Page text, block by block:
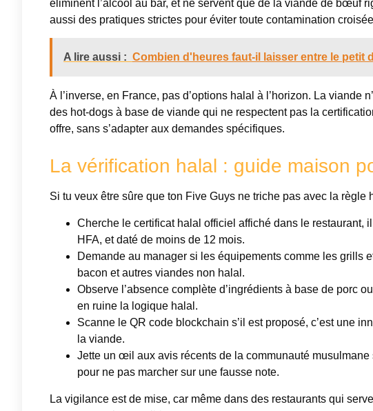
éliminent l’alcool au bar, et ne servent que de la viande de bœuf
aussi des pratiques strictes pour éviter toute contamination
A lire aussi : Combien d'heures faut-il laisser entre le petit
À l’inverse, en France, pas d’options halal à l’horizon. La viande
des hot-dogs à base de viande qui ne respectent pas la
offre, sans s’adapter aux demandes spécifiques.
La vérification halal : guide maison
Si tu veux être sûre que ton Five Guys ne triche pas avec la règle
Cherche le certificat halal officiel affiché dans le restaurant,
HFA, et daté de moins de 12 mois.
Demande au manager si les équipements comme les grills
bacon et autres viandes non halal.
Observe l’absence complète d’ingrédients à base de porc
en ruine la logique halal.
Scanne le QR code blockchain s’il est proposé, c’est une
la viande.
Jette un œil aux avis récents de la communauté
pour ne pas marcher sur une fausse note.
La vigilance est de mise, car même dans des restaurants qui